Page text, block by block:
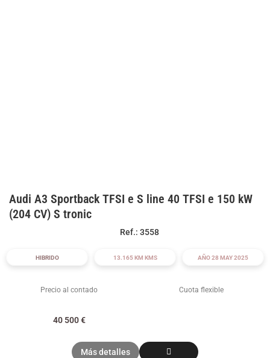
Audi A3 Sportback TFSI e S line 40 TFSI e 150 kW
(204 CV) S tronic
Ref.: 3558
HIBRIDO 13.165 KM KMS AÑO 28 MAY 2025
Precio al contado Cuota flexible
40 500€
Más detalles